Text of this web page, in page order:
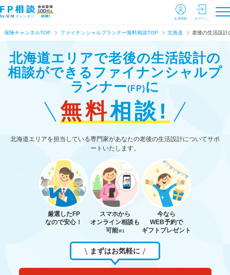
会員登録 ログイン
保険チャンネルTOP ファイナンシャルプランナー無料相談TOP 北海道 老後の生活設計
北海道エリアで老後の生活設計の
相談ができる ファイナンシャルプ
ランナー(FP)に
無料相談!
北海道エリアを担当している専門家があなたの老後の生活設計についてサポ
ートいたします。
厳選したFP
なので安心！
スマホから
オンライン相談も
可能※1
今なら
WEB予約で
ギフトプレゼント
まずはお気軽に